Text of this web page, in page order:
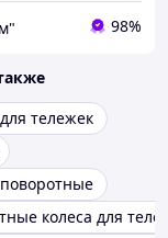
98%
тележек
колеса для